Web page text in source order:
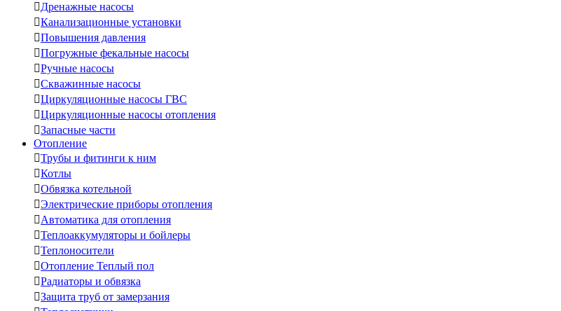
Дренажные насосы
Канализационные установки
Повышения давления
Погружные фекальные насосы
Ручные насосы
Скважинные насосы
Циркуляционные насосы ГВС
Циркуляционные насосы отопления
Запасные части
Отопление
Трубы и фитинги к ним
Котлы
Обвязка котельной
Электрические приборы отопления
Автоматика для отопления
Теплоаккумуляторы и бойлеры
Теплоносители
Отопление Теплый пол
Радиаторы и обвязка
Защита труб от замерзания